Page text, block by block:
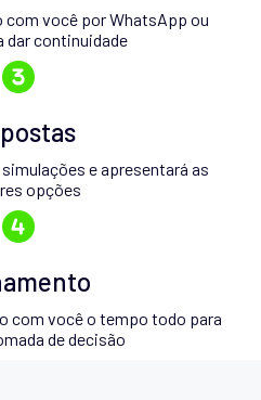
você por WhatsApp ou
dar continuidade
e apresentará as
opções
com você o tempo todo para
de decisão